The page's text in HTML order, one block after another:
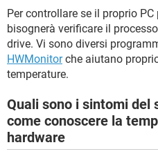
Per controllare se il proprio
bisognerà verificare il
drive. Vi sono diversi
HWMonitorche aiutano
temperature.
Quali sono i sintomi del
come conoscere la
hardware